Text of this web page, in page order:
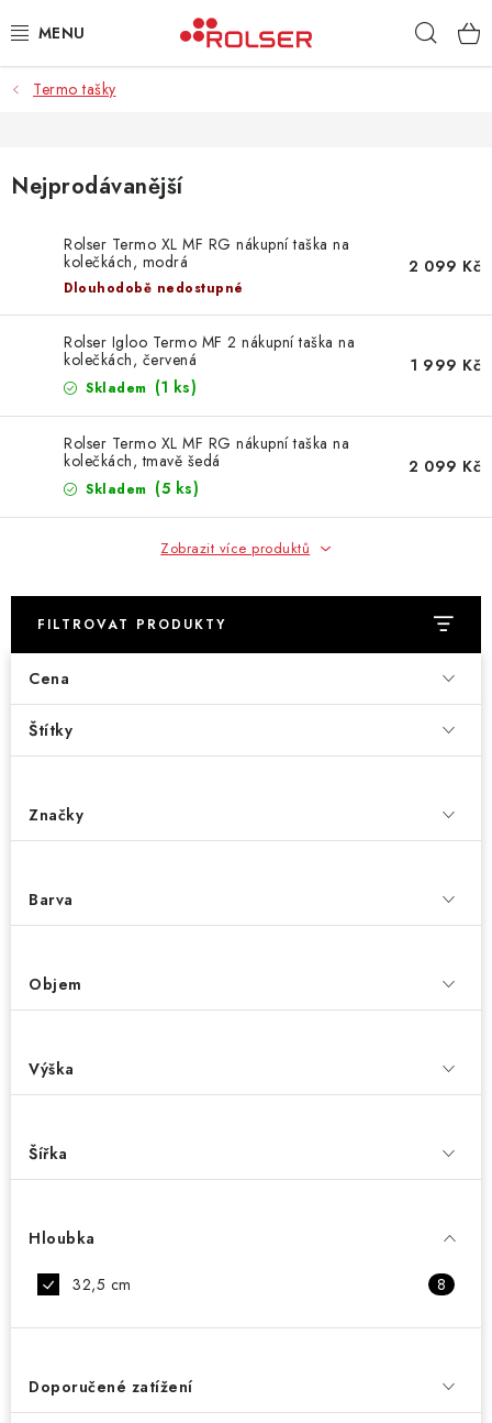
na
TAŠKY NA KOLEČKÁCH
KLASICKÉ TAŠKY
PŘÍSLUŠENSTVÍ
Kontakt Obchodní podmínky
Termo tašky
Nejprodávanější
Rolser Termo XL MF RG nákupní taška na
kolečkách, modrá
Dlouhodobě nedostupné
2 099 Kč
Rolser Igloo Termo MF 2 nákupní taška na
kolečkách, červená
Skladem (1 ks)
1 999 Kč
Rolser Termo XL MF RG nákupní taška na
kolečkách, tmavě šedá
Skladem (5 ks)
2 099 Kč
Zobrazit více produktů
FILTROVAT PRODUKTY
Cena
Štítky
Značky
Barva
Objem
Výška
Šířka
Hloubka
32,5 cm 8
Doporučené zatížení